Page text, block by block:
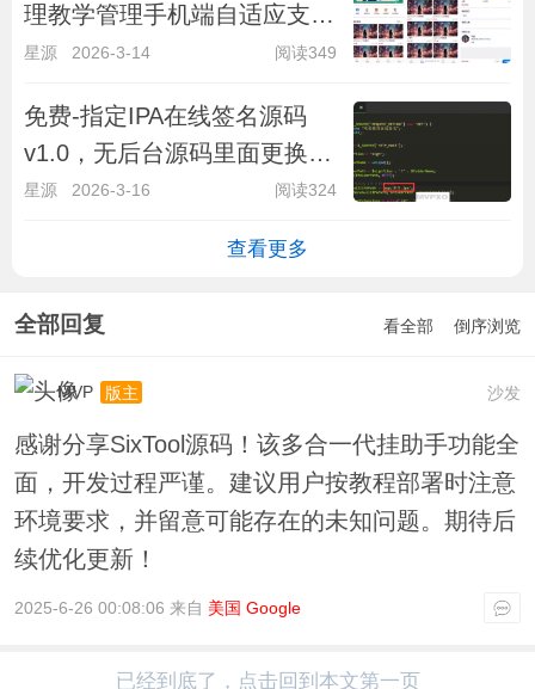
理教学管理手机端自适应支持
讲师课程
星源 2026-3-14 阅读349
免费-指定IPA在线签名源码
v1.0，无后台源码里面更换文
件即可
星源 2026-3-16 阅读324
查看更多
全部回复 看全部 倒序浏览
沙发
MVP 版主
感谢分享SixTool源码！该多合一代挂助手功能全
面，开发过程严谨。建议用户按教程部署时注意
环境要求，并留意可能存在的未知问题。期待后
续优化更新！
2025-6-26 00:08:06 来自 美国 Google
已经到底了，点击回到本文第一页